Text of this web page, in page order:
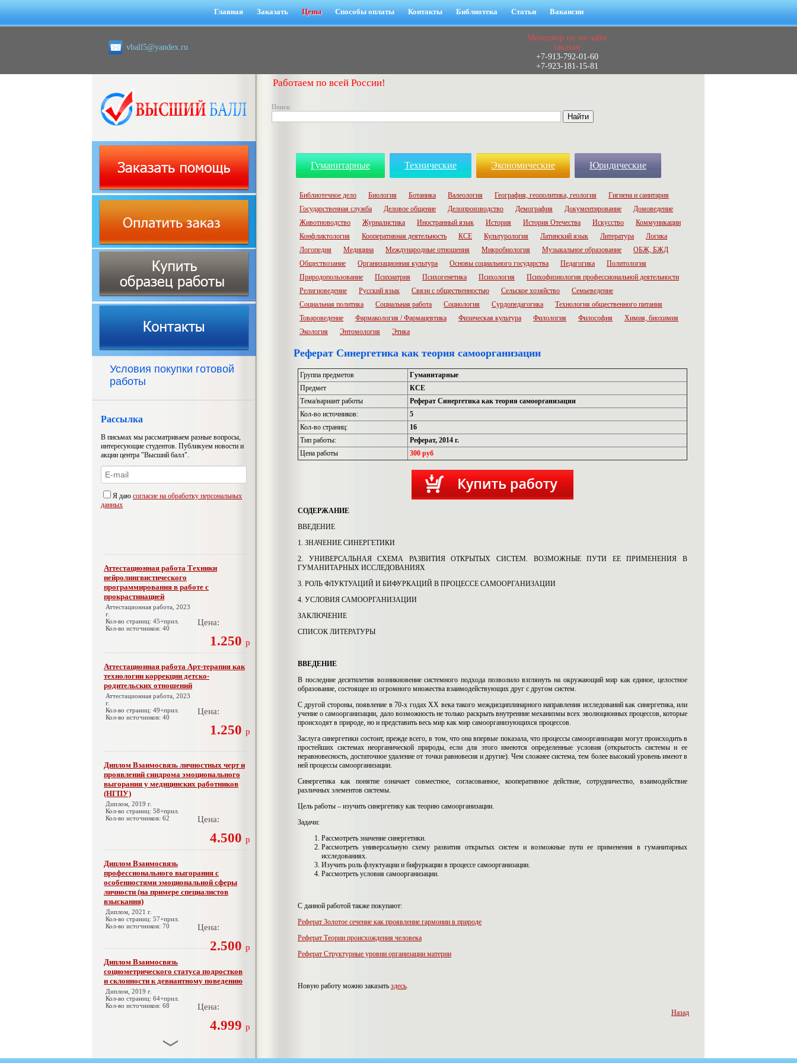
Главная Заказать Цены Способы оплаты Контакты Библиотека Статьи Вакансии
vball5@yandex.ru
Менеджер по он-лайн
заказам
+7-913-792-01-60
+7-923-181-15-81
Работаем по всей России!
Поиск:
Условия покупки готовой
работы
Рассылка
В письмах мы рассматриваем разные вопросы,
интересующие студентов. Публикуем новости и
акции центра "Высший балл".
Я даю согласие на обработку персональных
данных
Аттестационная работа Техники
нейролингвистического
программирования в работе с
прокрастинацией
Аттестационная работа, 2023
г.
Кол-во страниц: 45+прил.
Кол-во источников: 40
Цена:
1.250 р
Аттестационная работа Арт-терапия как
технологии коррекции детско-
родительских отношений
Аттестационная работа, 2023
г.
Кол-во страниц: 49+прил.
Кол-во источников: 40
Цена:
1.250 р
Диплом Взаимосвязь личностных черт и
проявлений синдрома эмоционального
выгорания у медицинских работников
(НГПУ)
Диплом, 2019 г.
Кол-во страниц: 58+прил.
Кол-во источников: 62
Цена:
4.500 р
Диплом Взаимосвязь
профессионального выгорания с
особенностями эмоциональной сферы
личности (на примере специалистов
взыскания)
Диплом, 2021 г.
Кол-во страниц: 57+прил.
Кол-во источников: 70
Цена:
2.500 р
Диплом Взаимосвязь
социометрического статуса подростков
и склонности к девиантному поведению
Диплом, 2019 г.
Кол-во страниц: 64+прил.
Кол-во источников: 68
Цена:
4.999 р
Диплом Взаимосвязь эмпатии и
Гуманитарные Технические Экономические Юридические
Библиотечное дело Биология Ботаника Валеология География, геополитика, геология
Гигиена и санитария
Государственная служба
Деловое общение Делопроизводство Демография Документирование
Домоведение
Животноводство
Журналистика Иностранный язык История История Отечества Искусство
Коммуникации
Конфликтология
Кооперативная деятельность КСЕ Культурология Латинский язык Литература
Логика
Логопедия
Медицина Международные отношения Микробиология Музыкальное образование
ОБЖ, БЖД
Обществозание
Организационная культура Основы социального государства Педагогика
Политология
Природопользование
Психиатрия Психогенетика Психология
Психофизиология профессиональной деятельности
Религиоведение
Русский язык Связи с общественностью Сельское хозяйство
Семьеведение
Социальная политика
Социальная работа Социология Сурдопедагогика
Технология общественного питания
Товароведение
Фармакология / Фармацевтика Физическая культура Филология Философия
Химия, биохимия
Экология
Энтомология Этика
Реферат Синергетика как теория самоорганизации
Группа предметов
Гуманитарные
Предмет
КСЕ
Тема/вариант работы
Реферат Синергетика как теория самоорганизации
Кол-во источников:
5
Кол-во страниц:
16
Тип работы:
Реферат, 2014 г.
Цена работы
300 руб
СОДЕРЖАНИЕ
ВВЕДЕНИЕ
1. ЗНАЧЕНИЕ СИНЕРГЕТИКИ
2. УНИВЕРСАЛЬНАЯ СХЕМА РАЗВИТИЯ ОТКРЫТЫХ СИСТЕМ. ВОЗМОЖНЫЕ ПУТИ ЕЕ ПРИМЕНЕНИЯ В
ГУМАНИТАРНЫХ ИССЛЕДОВАНИЯХ
3. РОЛЬ ФЛУКТУАЦИЙ И БИФУРКАЦИЙ В ПРОЦЕССЕ САМООРГАНИЗАЦИИ
4. УСЛОВИЯ САМООРГАНИЗАЦИИ
ЗАКЛЮЧЕНИЕ
СПИСОК ЛИТЕРАТУРЫ
ВВЕДЕНИЕ
В последние десятилетия возникновение системного подхода позволило взглянуть на окружающий мир как единое, целостное
образование, состоящее из огромного множества взаимодействующих друг с другом систем.
С другой стороны, появление в 70-х годах XX века такого междисциплинарного направления исследований как синергетика, или
учение о самоорганизации, дало возможность не только раскрыть внутренние механизмы всех эволюционных процессов, которые
происходят в природе, но и представить весь мир как мир самоорганизующихся процессов.
Заслуга синергетики состоит, прежде всего, в том, что она впервые показала, что процессы самоорганизации могут происходить в
простейших системах неорганической природы, если для этого имеются определенные условия (открытость системы и ее
неравновесность, достаточное удаление от точки равновесия и другие). Чем сложнее система, тем более высокий уровень имеют в
ней процессы самоорганизации.
Синергетика как понятие означает совместное, согласованное, кооперативное действие, сотрудничество, взаимодействие
различных элементов системы.
Цель работы – изучить синергетику как теорию самоорганизации.
Задачи:
Рассмотреть значение синергетики.
Рассмотреть универсальную схему развития открытых систем и возможные пути ее применения в гуманитарных
исследованиях.
Изучить роль флуктуации и бифуркации в процессе самоорганизации.
Рассмотреть условия самоорганизации.
С данной работой также покупают:
Реферат Золотое сечение как проявление гармонии в природе
Реферат Теории происхождения человека
Реферат Структурные уровни организации материи
Новую работу можно заказать здесь.
Назад